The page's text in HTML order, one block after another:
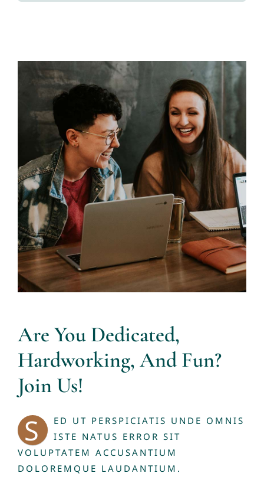
Nav Ratans
Geopathic Stress
Are You Dedicated,
Hardworking, And Fun?
Join Us!
S
ED UT PERSPICIATIS UNDE OMNIS
ISTE NATUS ERROR SIT
VOLUPTATEM ACCUSANTIUM
DOLOREMQUE LAUDANTIUM.